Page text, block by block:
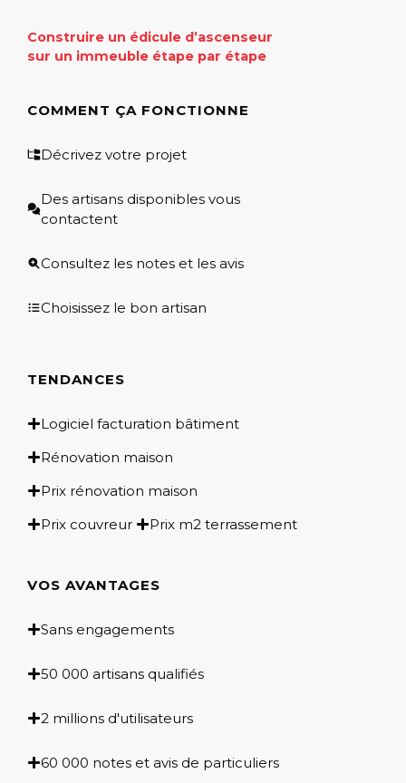
Construire un édicule d’ascenseur
sur un immeuble étape par étape
COMMENT ÇA FONCTIONNE
Décrivez votre projet
Des artisans disponibles vous
contactent
Consultez les notes et les avis
Choisissez le bon artisan
TENDANCES
Logiciel facturation bâtiment
Rénovation maison
Prix rénovation maison
Prix couvreur
Prix m2 terrassement
VOS AVANTAGES
Sans engagements
50 000 artisans qualifiés
2 millions d'utilisateurs
60 000 notes et avis de particuliers